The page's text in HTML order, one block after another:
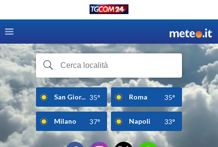
San Gior... 35° Roma 35°
Milano 37° Napoli 33°